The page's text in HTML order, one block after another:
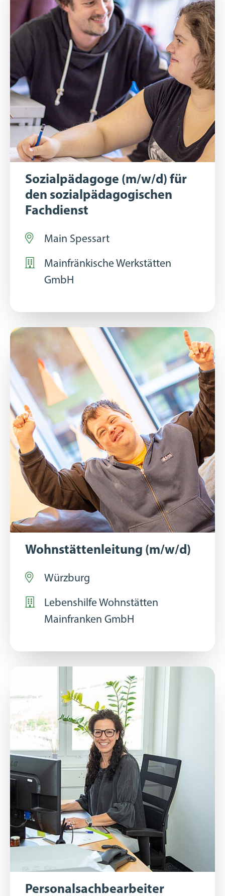
Sozialpädagoge (m/w/d) für
den sozialpädagogischen
Fachdienst
Main Spessart
Mainfränkische Werkstätten
GmbH
Wohnstättenleitung (m/w/d)
Würzburg
Lebenshilfe Wohnstätten
Mainfranken GmbH
Personalsachbearbeiter